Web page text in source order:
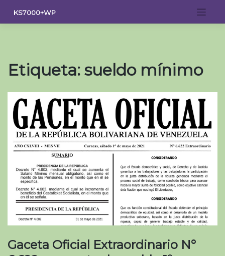
contenido
KS7000+WP
Etiqueta: sueldo mínimo
Gaceta Oficial Extraordinario N°